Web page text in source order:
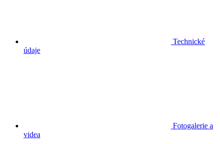
Technické
údaje
Fotogalerie a
videa